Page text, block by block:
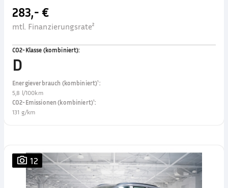
283,- €
mtl. Finanzierungsrate²
CO2-Klasse (kombiniert):
D
Energieverbrauch (kombiniert)¹:
5,8 l/100km
CO2-Emissionen (kombiniert)¹:
131 g/km
12